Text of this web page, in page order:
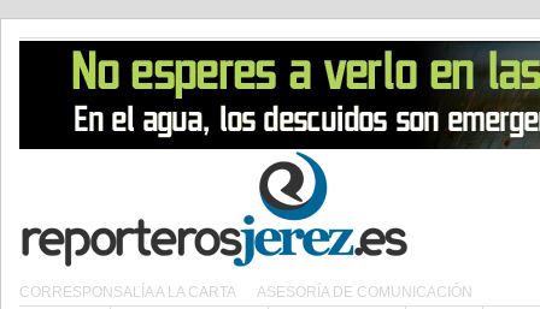
CORRESPONSALÍA A LA CARTA ASESORÍA DE COMUNICACIÓN